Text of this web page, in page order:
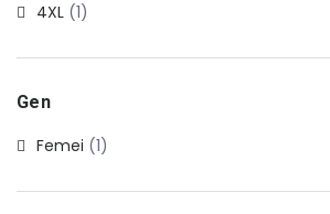
4XL (1)
Gen
Femei (1)